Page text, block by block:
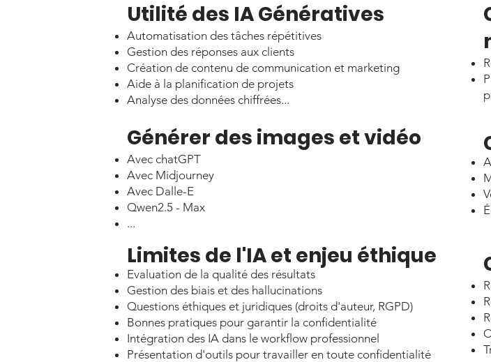
Utilité des IA Génératives​
Automatisation des tâches répétitives
Gestion des réponses aux clients
Création de contenu de communication et marketing
Aide à la planification de projets
Analyse des données chiffrées...
Générer des images et vidéo
Avec chatGPT
Avec Midjourney
Avec Dalle-E
Qwen2.5 - Max
...
Limites de l'IA et enjeu éthique
Evaluation de la qualité des résultats
Gestion des biais et des hallucinations
Questions éthiques et juridiques (droits d'auteur, RGPD)
Bonnes pratiques pour garantir la confidentialité
Intégration des IA dans le workflow professionnel
Présentation d'outils pour travailler en toute confidentialité